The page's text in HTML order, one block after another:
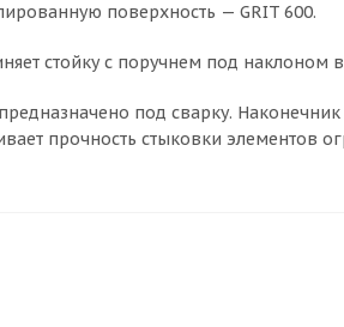
поверхность — GRIT 600.
стойку с поручнем под наклоном
под сварку.
прочность стыковки элементов